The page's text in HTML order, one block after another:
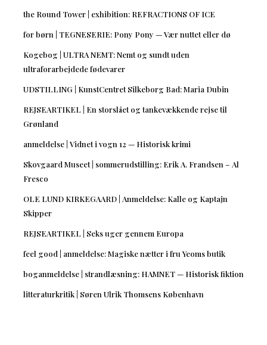
the Round Tower | exhibition: REFRACTIONS OF ICE
for børn | TEGNESERIE: Pony Pony — Vær nuttet eller dø
Kogebog | ULTRA NEMT: Nemt og sundt uden
ultraforarbejdede fødevarer
UDSTILLING | KunstCentret Silkeborg Bad: Maria Dubin
REJSEARTIKEL | En storslået og tankevækkende rejse til
Grønland
anmeldelse | Vidnet i vogn 12 — Historisk krimi
Skovgaard Museet | sommerudstilling: Erik A. Frandsen – Al
Fresco
OLE LUND KIRKEGAARD | Anmeldelse: Kalle og Kaptajn
Skipper
REJSEARTIKEL | Seks uger gennem Europa
feel good | anmeldelse: Magiske nætter i fru Yeoms butik
boganmeldelse | strandlæsning: HAMNET — Historisk fiktion
litteraturkritik | Søren Ulrik Thomsens København